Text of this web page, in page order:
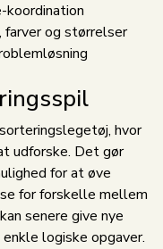
koordination
og størrelser
hvor
udforske. Det gør
for at øve
for forskelle mellem
senere give nye
logiske opgaver.